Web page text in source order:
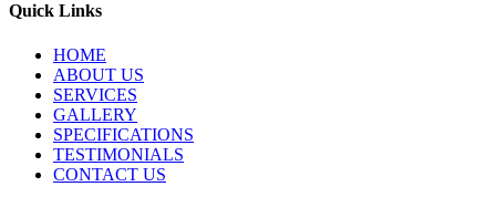
Quick Links
HOME
ABOUT US
SERVICES
GALLERY
SPECIFICATIONS
TESTIMONIALS
CONTACT US